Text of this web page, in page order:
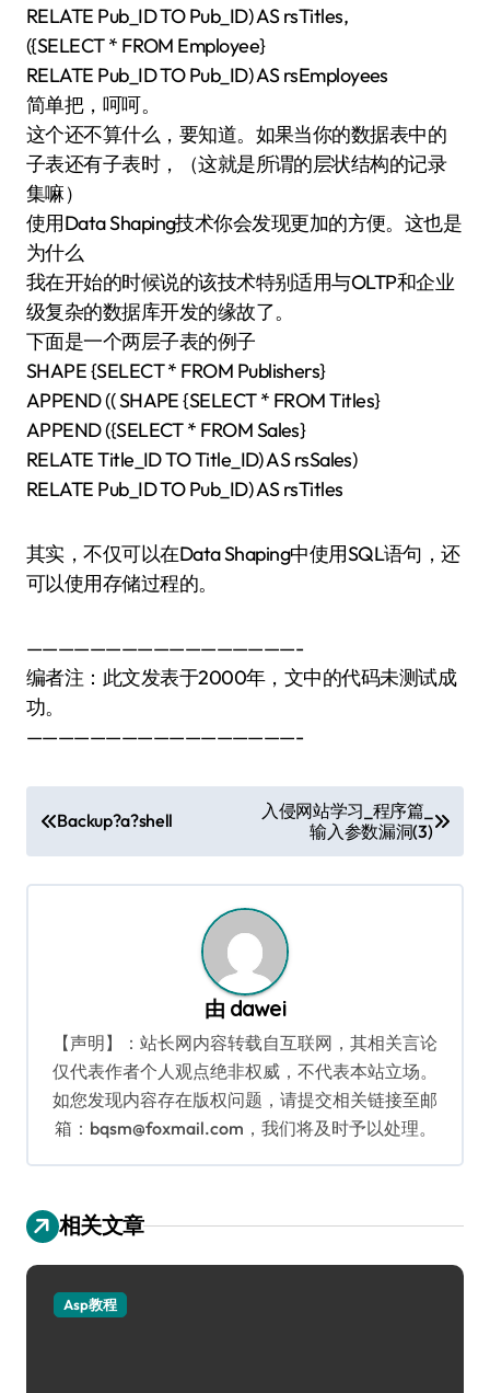
RELATE Pub_ID TO Pub_ID) AS rsTitles,
({SELECT * FROM Employee}
RELATE Pub_ID TO Pub_ID) AS rsEmployees
简单把，呵呵。
这个还不算什么，要知道。如果当你的数据表中的
子表还有子表时，（这就是所谓的层状结构的记录
集嘛）
使用Data Shaping技术你会发现更加的方便。这也是
为什么
我在开始的时候说的该技术特别适用与OLTP和企业
级复杂的数据库开发的缘故了。
下面是一个两层子表的例子
SHAPE {SELECT * FROM Publishers}
APPEND (( SHAPE {SELECT * FROM Titles}
APPEND ({SELECT * FROM Sales}
RELATE Title_ID TO Title_ID) AS rsSales)
RELATE Pub_ID TO Pub_ID) AS rsTitles
其实，不仅可以在Data Shaping中使用SQL语句，还
可以使用存储过程的。
—————————————————-
编者注：此文发表于2000年，文中的代码未测试成
功。
—————————————————-
章
导
Backup?a?shell
入侵网站学习_程序篇_
输入参数漏洞(3)
由 dawei
【声明】：站长网内容转载自互联网，其相关言论
仅代表作者个人观点绝非权威，不代表本站立场。
如您发现内容存在版权问题，请提交相关链接至邮
箱：bqsm@foxmail.com，我们将及时予以处理。
相关文章
Asp教程